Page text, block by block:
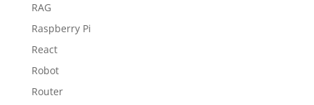
RAG
Raspberry Pi
React
Robot
Router